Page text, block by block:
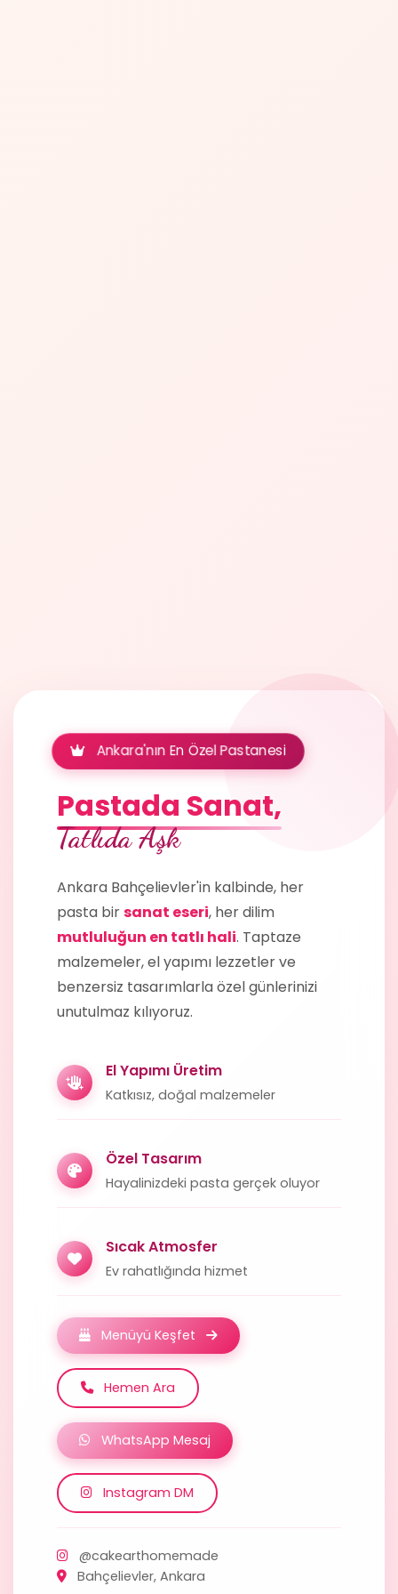
Ankara'nın En Özel Pastanesi
Pastada Sanat,
Tatlıda Aşk
Ankara Bahçelievler'in kalbinde, her
pasta birsanat eseri, her dilim
mutluluğun en tatlı hali. Taptaze
malzemeler, el yapımı lezzetler ve
benzersiz tasarımlarla özel günlerinizi
unutulmaz kılıyoruz.
El Yapımı Üretim
Katkısız, doğal malzemeler
Özel Tasarım
Hayalinizdeki pasta gerçek oluyor
Sıcak Atmosfer
Ev rahatlığında hizmet
Menüyü Keşfet
Hemen Ara
WhatsApp Mesaj
Instagram DM
@cakearthomemade
Bahçelievler, Ankara